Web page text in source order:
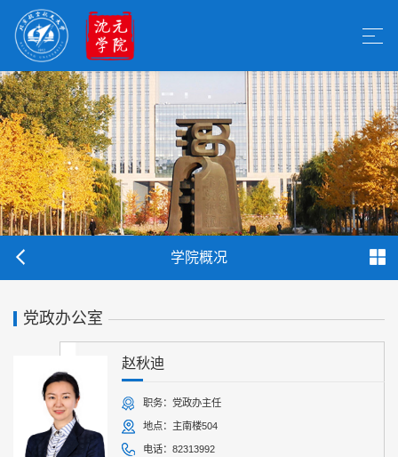
学院概况
党政办公室
赵秋迪
职务：党政办主任
地点：主南楼504
电话：82313992